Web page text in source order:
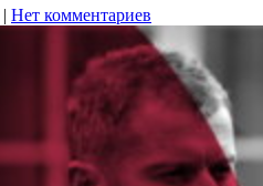
| Нет комментариев